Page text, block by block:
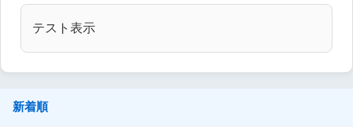
テスト表示
新着順